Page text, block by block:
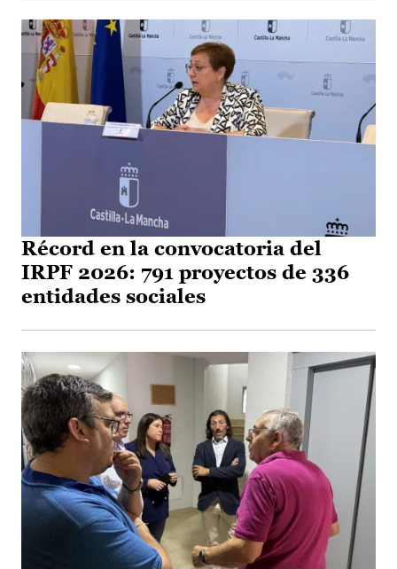
Récord en la convocatoria del
IRPF 2026: 791 proyectos de 336
entidades sociales